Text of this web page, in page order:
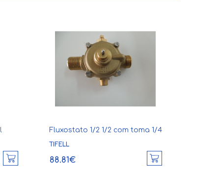
Fluxostato 1/2 1/2 com toma 1/4
TIFELL
88.81€